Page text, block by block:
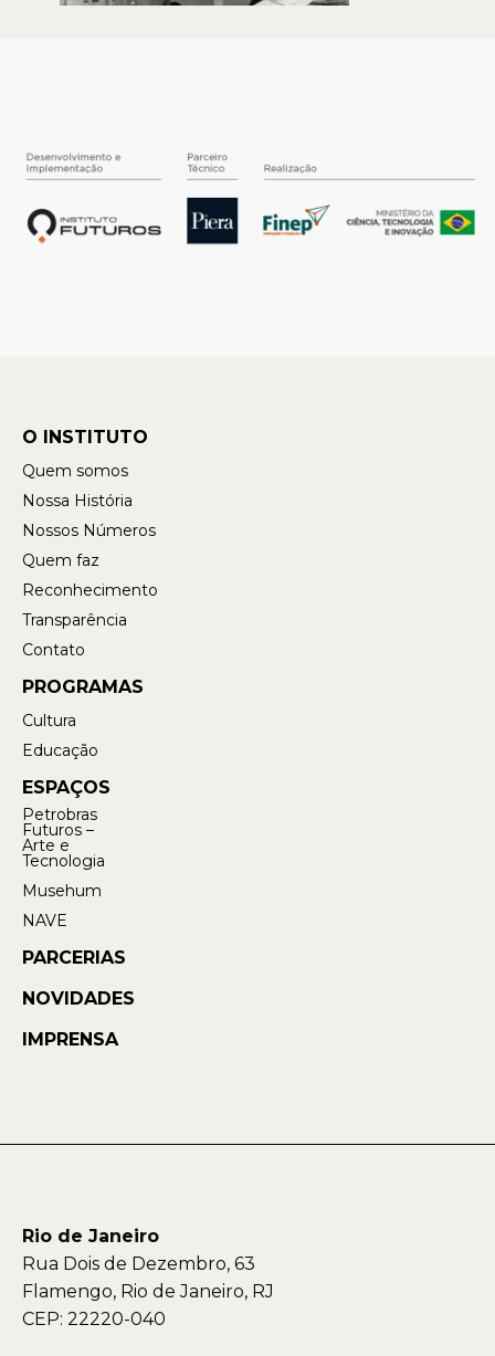
O INSTITUTO
Quem somos
Nossa História
Nossos Números
Quem faz
Reconhecimento
Transparência
Contato
PROGRAMAS
Cultura
Educação
ESPAÇOS
Petrobras
Futuros –
Arte e
Tecnologia
Musehum
NAVE
PARCERIAS
NOVIDADES
IMPRENSA
Rio de Janeiro
Rua Dois de Dezembro, 63
Flamengo, Rio de Janeiro, RJ
CEP: 22220-040